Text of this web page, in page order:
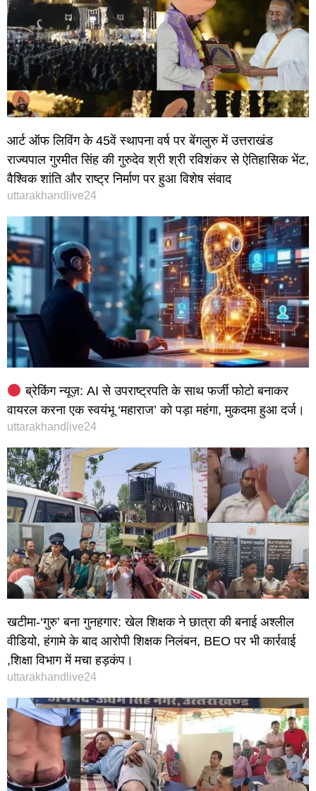
आर्ट ऑफ लिविंग के 45वें स्थापना वर्ष पर बेंगलुरु में उत्तराखंड
राज्यपाल गुरमीत सिंह की गुरुदेव श्री श्री रविशंकर से ऐतिहासिक भेंट,
वैश्विक शांति और राष्ट्र निर्माण पर हुआ विशेष संवाद
uttarakhandlive24
ब्रेकिंग न्यूज़: AI से उपराष्ट्रपति के साथ फर्जी फोटो बनाकर
वायरल करना एक स्वयंभू ‘महाराज’ को पड़ा महंगा, मुकदमा हुआ दर्ज।
uttarakhandlive24
खटीमा-‘गुरु’ बना गुनहगार: खेल शिक्षक ने छात्रा की बनाई अश्लील
वीडियो, हंगामे के बाद आरोपी शिक्षक निलंबन, BEO पर भी कार्रवाई
,शिक्षा विभाग में मचा हड़कंप।
uttarakhandlive24